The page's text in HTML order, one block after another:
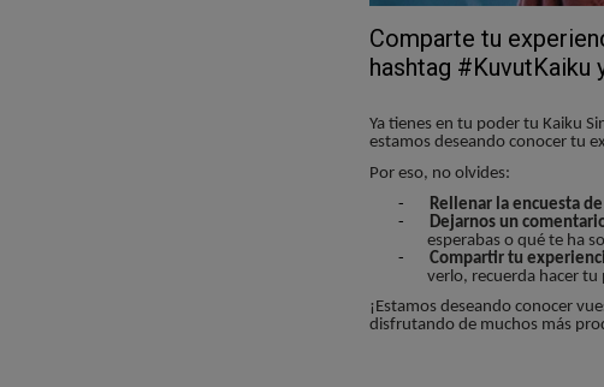
Comparte tu
hashtag #KuvutKaiku
Ya tienes en tu poder tu Kaiku
estamos deseando conocer tu
Por eso, no olvides:
-
Rellenar la encuesta
-
Dejarnos un
esperabas o qué te ha
-
Compartir tu
verlo, recuerda hacer
¡Estamos deseando conocer
disfrutando de muchos más
¿Y a ti, cuál de sus